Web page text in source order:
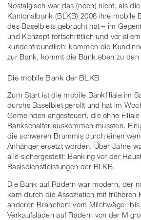
Nostalgisch war das (noch) nicht, als
Kantonalbank (BLKB) 2008 ihre mobile
des Baselbiets gebracht hat – im
und Konzept fortschrittlich und vor
kundenfreundlich: kommen die
zur Bank, kommt die Bank eben zu den
Die mobile Bank der BLKB
Zum Start ist die mobile Bankfiliale im
durchs Baselbiet gerollt und hat im
Gemeinden angesteuert, die ohne
Bankschalter auskommen mussten.
die schweren Brummis durch einen
Anhänger ersetzt worden. Über Jahre
alle sichergestellt: Banking vor der
Basisdienstleistungen der BLKB.
Die Bank auf Rädern war modern, der
kam durch die Assoziation mit früheren
anderen Branchen: vom Milchwägeli
Verkaufsläden auf Rädern von der